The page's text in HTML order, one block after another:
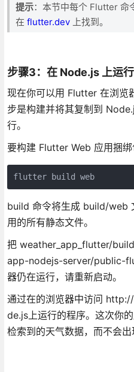
提示：本节中每个 Flutter 命
在 flutter.dev上找到。
步骤3：在 Node.js 上运
现在你可以用 Flutter 在浏
步是构建并将其复制到
行。
要构建 Flutter Web 应用捆绑
flutter build web
build 命令将生成 build/web
用的所有静态文件。
把 weather_app_flutter/
app-nodejs-server/public-
器仍在运行，请重新启动。
通过在的浏览器中访问
de.js上运行的程序。这次你
检索到的天气数据，而不会出